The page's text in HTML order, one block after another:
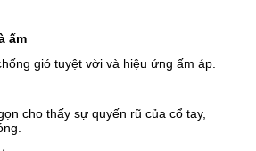
ấm
gió tuyệt vời và hiệu ứng ấm áp.
cho thấy sự quyến rũ của cổ tay,